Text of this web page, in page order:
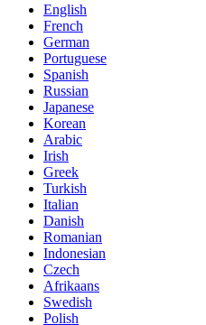
English
French
German
Portuguese
Spanish
Russian
Japanese
Korean
Arabic
Irish
Greek
Turkish
Italian
Danish
Romanian
Indonesian
Czech
Afrikaans
Swedish
Polish